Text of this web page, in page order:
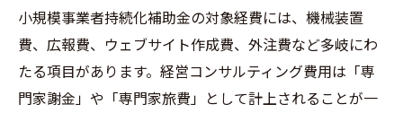
小規模事業者持続化補助金の対象経費には、機械装置
費、広報費、ウェブサイト作成費、外注費など多岐にわ
たる項目があります。経営コンサルティング費用は「専
門家謝金」や「専門家旅費」として計上されることが一